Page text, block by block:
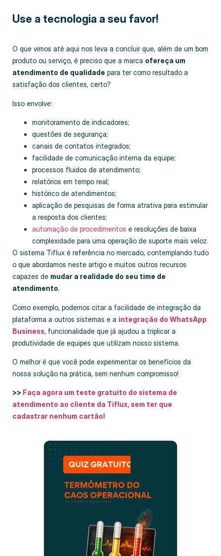
Use a tecnologia a seu favor!
O que vimos até aqui nos leva a concluir que, além de um bom
produto ou serviço, é preciso que a marca ofereça um
atendimento de qualidade para ter como resultado a
satisfação dos clientes, certo?
Isso envolve:
monitoramento de indicadores;
questões de segurança;
canais de contatos integrados;
facilidade de comunicação interna da equipe;
processos fluidos de atendimento;
relatórios em tempo real;
histórico de atendimentos;
aplicação de pesquisas de forma atrativa para estimular
a resposta dos clientes;
automação de procedimentos e resoluções de baixa
complexidade para uma operação de suporte mais veloz.
O sistema Tiflux é referência no mercado, contemplando tudo
o que abordamos neste artigo e muitos outros recursos
capazes de mudar a realidade do seu time de
atendimento.
Como exemplo, podemos citar a facilidade de integração da
plataforma a outros sistemas e a integração do WhatsApp
Business, funcionalidade que já ajudou a triplicar a
produtividade de equipes que utilizam nosso sistema.
O melhor é que você pode experimentar os benefícios da
nossa solução na prática, sem nenhum compromisso!
>> Faça agora um teste gratuito do sistema de
atendimento ao cliente da Tiflux, sem ter que
cadastrar nenhum cartão!